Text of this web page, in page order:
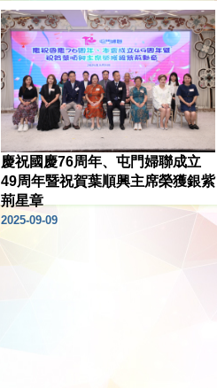
慶祝國慶76周年、屯門婦聯成立
49周年暨祝賀葉順興主席榮獲銀紫
荊星章
2025-09-09